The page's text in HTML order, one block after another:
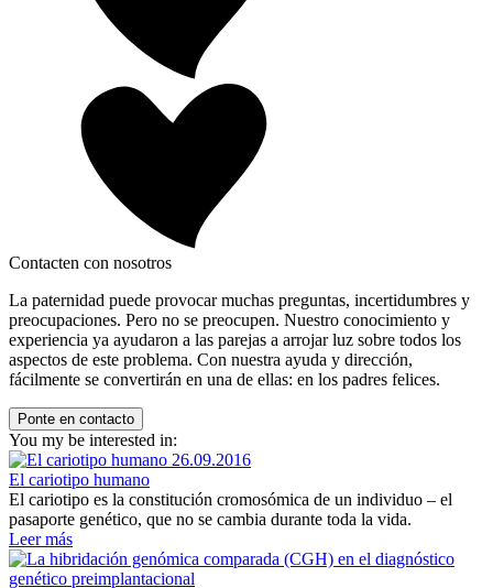
Contacten con nosotros
La paternidad puede provocar muchas preguntas, incertidumbres y
preocupaciones. Pero no se preocupen. Nuestro conocimiento y
experiencia ya ayudaron a las parejas a arrojar luz sobre todos los
aspectos de este problema. Con nuestra ayuda y dirección,
fácilmente se convertirán en una de ellas: en los padres felices.
Ponte en contacto
You my be interested in:
26.09.2016
El cariotipo humano
El cariotipo es la constitución cromosómica de un individuo – el
pasaporte genético, que no se cambia durante toda la vida.
Leer más